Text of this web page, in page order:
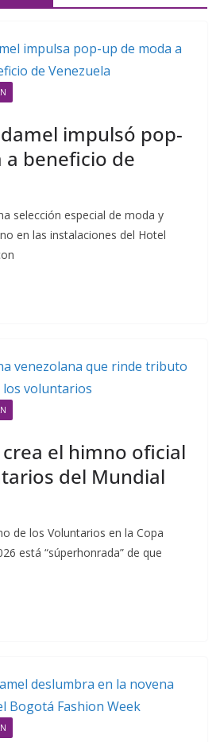
impulsó pop-
beneficio de
selección especial de moda y
en las instalaciones del Hotel
el himno oficial
del Mundial
de los Voluntarios en la Copa
está “súperhonrada” de que